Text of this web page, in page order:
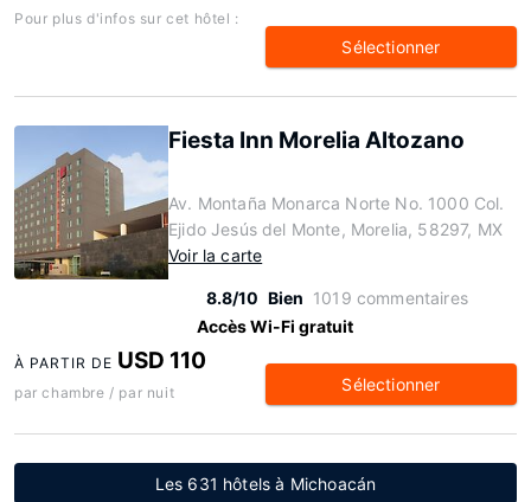
Pour plus d'infos sur cet hôtel :
Sélectionner
Fiesta Inn Morelia Altozano
Av. Montaña Monarca Norte No. 1000 Col.
Ejido Jesús del Monte, Morelia, 58297, MX
Voir la carte
8.8/10 Bien 1019 commentaires
Accès Wi-Fi gratuit
À PARTIR DE USD 110
par chambre / par nuit Sélectionner
Les 631 hôtels à Michoacán